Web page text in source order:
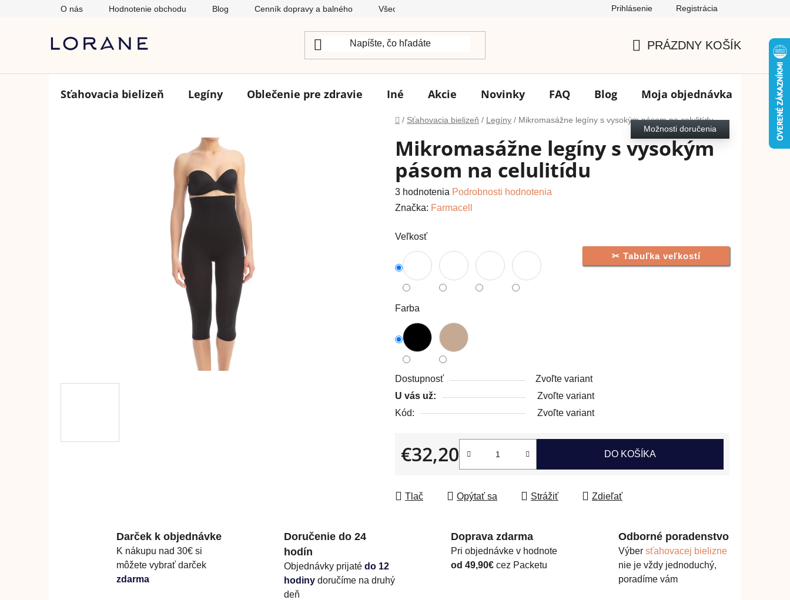
O nás Hodnotenie obchodu Blog Cenník dopravy a balného Všeobecné obchodné podmienky Podmienky ochrany osobných údajov FAQ
Prihlásenie Registrácia
KOŠÍK
PRÁZDNY KOŠÍK
Sťahovacia bielizeň Legíny Oblečenie pre zdravie Iné Akcie Novinky FAQ Blog Moja objednávka
Domov
/ Sťahovacia bielizeň / Legíny / Mikromasážne legíny s vysokým pásom na celulitídu
Mikromasážne legíny s vysokým
pásom na celulitídu
Priemerné
hodnotenie
je
4,7
z
hviezdičiek.
3 hodnotenia Podrobnosti hodnotenia
Značka: Farmacell
Tabuľka veľkostí
Veľkosť
Farba
Dostupnosť
Zvoľte variant
U vás už:
Zvoľte variant
Možnosti doručenia
Kód: Zvoľte variant
€32,20
Jednotková cena:
DO KOŠÍKA
Tlač Opýtať sa Strážiť Zdieľať
Darček k objednávke
K nákupu nad 30€ si
môžete vybrať darček
zdarma
Doručenie do 24
hodín
Objednávky prijaté do 12
hodiny doručíme na druhý
deň
Doprava zdarma
Pri objednávke v hodnote
od 49,90€ cez Packetu
Odborné poradenstvo
Výber sťahovacej bielizne
nie je vždy jednoduchý,
poradíme vám